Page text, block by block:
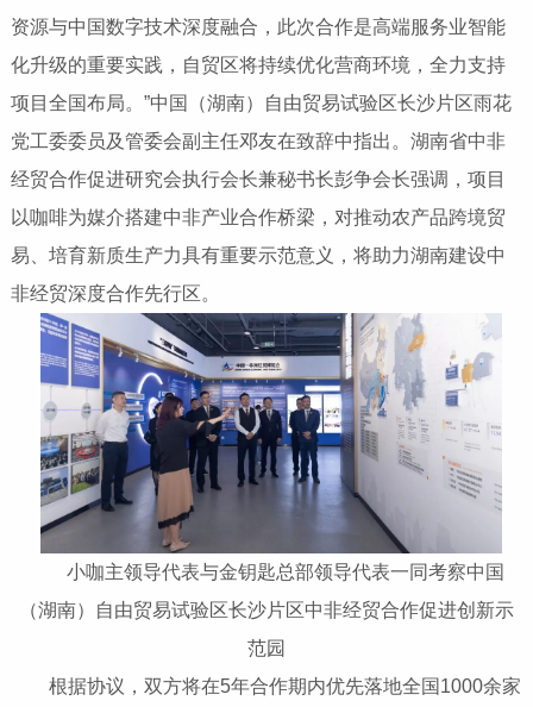
资源与中国数字技术深度融合，此次合作是高端服务业智能
化升级的重要实践，自贸区将持续优化营商环境，全力支持
项目全国布局。”中国（湖南）自由贸易试验区长沙片区雨花
党工委委员及管委会副主任邓友在致辞中指出。湖南省中非
经贸合作促进研究会执行会长兼秘书长彭争会长强调，项目
以咖啡为媒介搭建中非产业合作桥梁，对推动农产品跨境贸
易、培育新质生产力具有重要示范意义，将助力湖南建设中
非经贸深度合作先行区。
小咖主领导代表与金钥匙总部领导代表一同考察中国
（湖南）自由贸易试验区长沙片区中非经贸合作促进创新示
范园
根据协议，双方将在5年合作期内优先落地全国1000余家